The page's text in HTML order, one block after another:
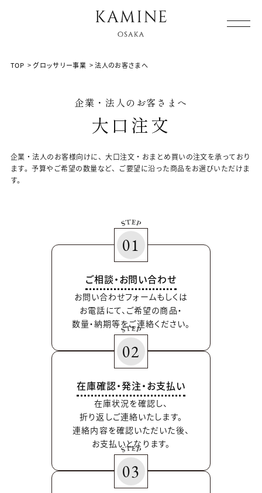
TOP > グロッサリー事業 > 法人のお客さまへ
企業・法人のお客さまへ
大口注文
企業・法人のお客様向けに、大口注文・おまとめ買いの注文を承っており
ます。予算やご希望の数量など、ご要望に沿った商品をお選びいただけま
す。
01
ご相談・お問い合わせ
お問い合わせフォームもしくは
お電話にて、ご希望の商品・
数量・納期等をご連絡ください。
02
在庫確認・発注・お支払い
在庫状況を確認し、
折り返しご連絡いたします。
連絡内容を確認いただいた後、
お支払いとなります。
03